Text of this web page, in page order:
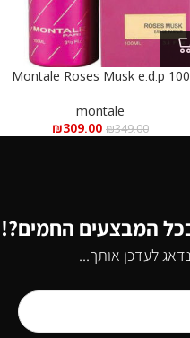
Montale Roses Musk e.d.p 100
מ”ל
montale
₪349.00
₪309.00
המבצעים החמים?!
לעדכן אותך...